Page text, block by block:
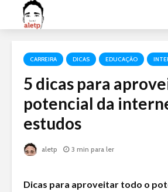
CARREIRA DICAS EDUCAÇÃO
5 dicas para
potencial da
estudos
aletp 3 min para ler
Dicas para aproveitar todo o